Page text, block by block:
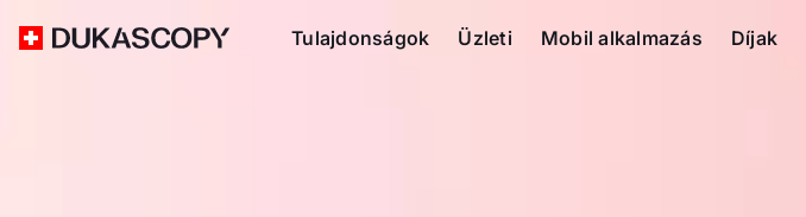
Tulajdonságok Üzleti Mobil alkalmazás Díjak